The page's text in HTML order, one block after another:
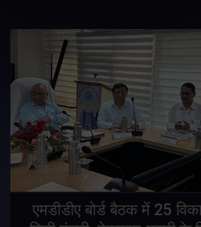
एमडीडीए बोर्ड बैठक में 25